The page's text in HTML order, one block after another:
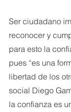
Ser ciudadano
reconocer y
para esto la
pues “es una
libertad de los
social Diego
la confianza es